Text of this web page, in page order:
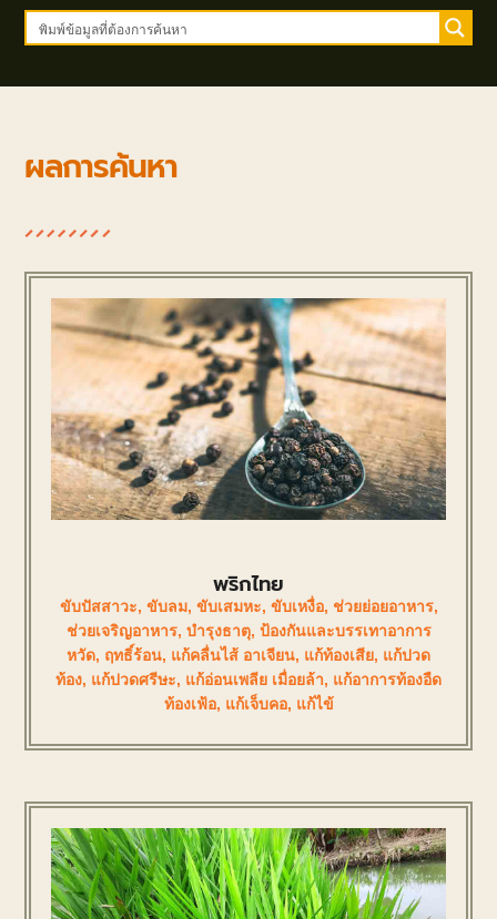
ผลการค้นหา
พริกไทย
ขับปัสสาวะ, ขับลม, ขับเสมหะ, ขับเหงื่อ, ช่วยย่อยอาหาร,
ช่วยเจริญอาหาร, บำรุงธาตุ, ป้องกันและบรรเทาอาการ
หวัด, ฤทธิ์ร้อน, แก้คลื่นไส้ อาเจียน, แก้ท้องเสีย, แก้ปวด
ท้อง, แก้ปวดศรีษะ, แก้อ่อนเพลีย เมื่อยล้า, แก้อาการท้องอืด
ท้องเฟ้อ, แก้เจ็บคอ, แก้ไข้